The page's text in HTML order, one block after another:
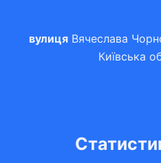
вулиця Вячеслава
Київська